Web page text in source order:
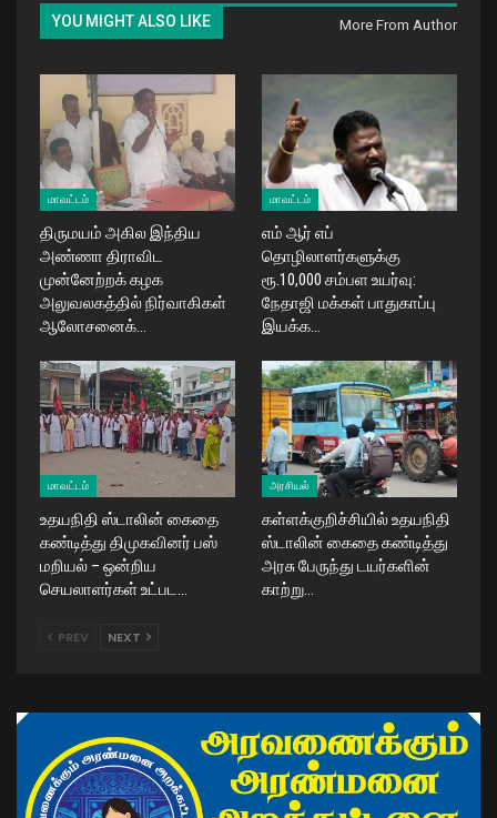
YOU MIGHT ALSO LIKE More From Author
மாவட்டம்
திருமயம் அகில இந்திய
அண்ணா திராவிட
முன்னேற்றக் கழக
அலுவலகத்தில் நிர்வாகிகள்
ஆலோசனைக்…
மாவட்டம்
எம் ஆர் எப்
தொழிலாளர்களுக்கு
ரூ.10,000 சம்பள உயர்வு:
நேதாஜி மக்கள் பாதுகாப்பு
இயக்க…
மாவட்டம்
உதயநிதி ஸ்டாலின் கைதை
கண்டித்து திமுகவினர் பஸ்
மறியல் – ஒன்றிய
செயலாளர்கள் உட்பட…
அரசியல்
கள்ளக்குறிச்சியில் உதயநிதி
ஸ்டாலின் கைதை கண்டித்து
அரசு பேருந்து டயர்களின்
காற்று…
PREV NEXT